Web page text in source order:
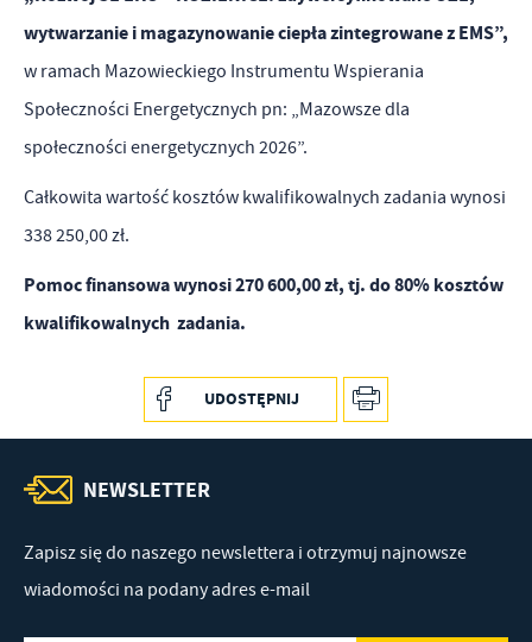
wytwarzanie i magazynowanie ciepła zintegrowane z EMS”,
w ramach Mazowieckiego Instrumentu Wspierania
Społeczności Energetycznych pn: „Mazowsze dla
społeczności energetycznych 2026”.
Całkowita wartość kosztów kwalifikowalnych zadania wynosi
338 250,00 zł.
Pomoc finansowa wynosi 270 600,00 zł, tj. do 80% kosztów
kwalifikowalnych zadania.
UDOSTĘPNIJ
NEWSLETTER
Zapisz się do naszego newslettera i otrzymuj najnowsze
wiadomości na podany adres e-mail